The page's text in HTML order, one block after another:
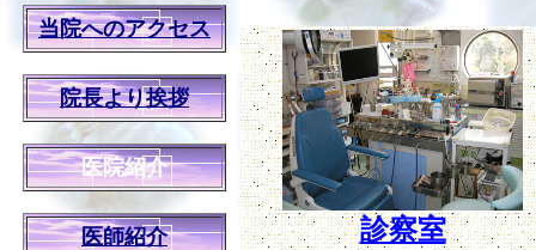
当院へのアクセス
院長より挨拶
医院紹介
医師紹介 診察室